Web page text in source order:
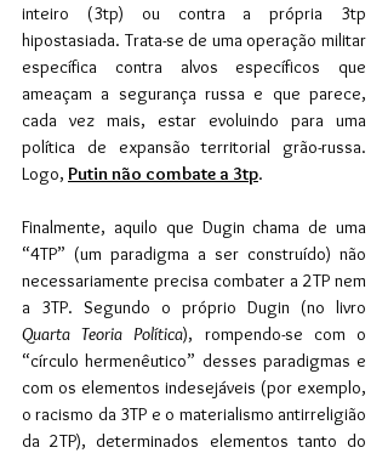
inteiro (3tp) ou contra a própria 3tp
hipostasiada. Trata-se de uma operação militar
específica contra alvos específicos que
ameaçam a segurança russa e que parece,
cada vez mais, estar evoluindo para uma
política de expansão territorial grão-russa.
Logo, Putin não combate a 3tp.
Finalmente, aquilo que Dugin chama de uma
“4TP” (um paradigma a ser construído) não
necessariamente precisa combater a 2TP nem
Quarta Teoria Política), rompendo-se com o
“círculo hermenêutico” desses paradigmas e
com os elementos indesejáveis (por exemplo,
o racismo da 3TP e o materialismo antirreligião
da 2TP), determinados elementos tanto do